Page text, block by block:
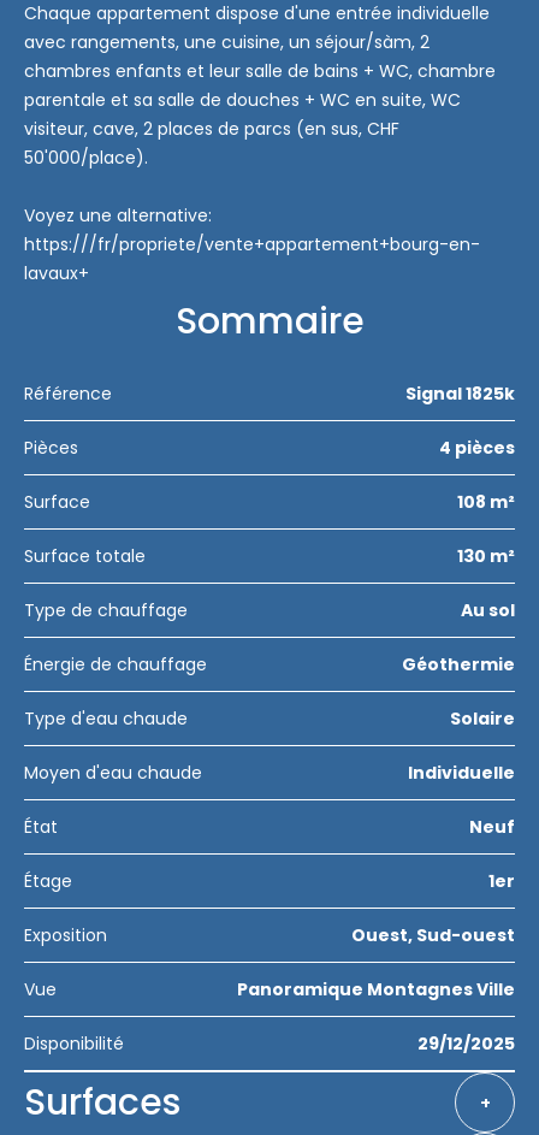
Chaque appartement dispose d'une entrée individuelle
avec rangements, une cuisine, un séjour/sàm, 2
chambres enfants et leur salle de bains + WC, chambre
parentale et sa salle de douches + WC en suite, WC
visiteur, cave, 2 places de parcs (en sus, CHF
50'000/place).
Voyez une alternative:
https:///fr/propriete/vente+appartement+bourg-en-
lavaux+
Sommaire
Référence Signal 1825k
Pièces 4 pièces
Surface 108 m²
Surface totale 130 m²
Type de chauffage Au sol
Énergie de chauffage Géothermie
Type d'eau chaude Solaire
Moyen d'eau chaude Individuelle
État Neuf
Étage 1er
Exposition Ouest, Sud-ouest
Vue Panoramique Montagnes Ville
Disponibilité 29/12/2025
Surfaces +